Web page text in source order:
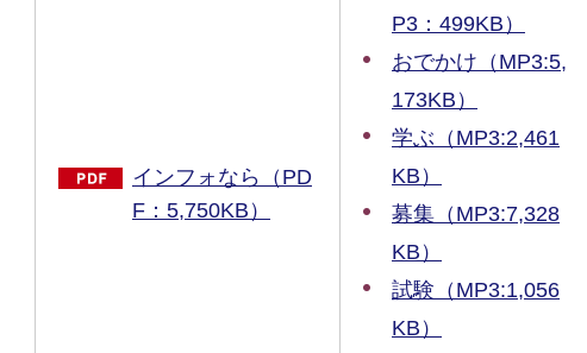
インフォなら（PD
F：5,750KB）
P3：499KB）
おでかけ（MP3:5,
173KB）
学ぶ（MP3:2,461
KB）
募集（MP3:7,328
KB）
試験（MP3:1,056
KB）